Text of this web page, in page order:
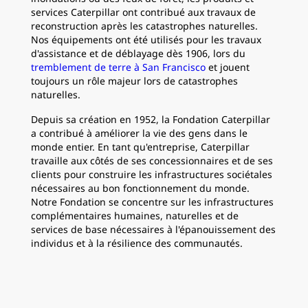
services Caterpillar ont contribué aux travaux de
reconstruction après les catastrophes naturelles.
Nos équipements ont été utilisés pour les travaux
d'assistance et de déblayage dès 1906, lors du
tremblement de terre à San Francisco et jouent
toujours un rôle majeur lors de catastrophes
naturelles.
Depuis sa création en 1952, la Fondation Caterpillar
a contribué à améliorer la vie des gens dans le
monde entier. En tant qu'entreprise, Caterpillar
travaille aux côtés de ses concessionnaires et de ses
clients pour construire les infrastructures sociétales
nécessaires au bon fonctionnement du monde.
Notre Fondation se concentre sur les infrastructures
complémentaires humaines, naturelles et de
services de base nécessaires à l'épanouissement des
individus et à la résilience des communautés.